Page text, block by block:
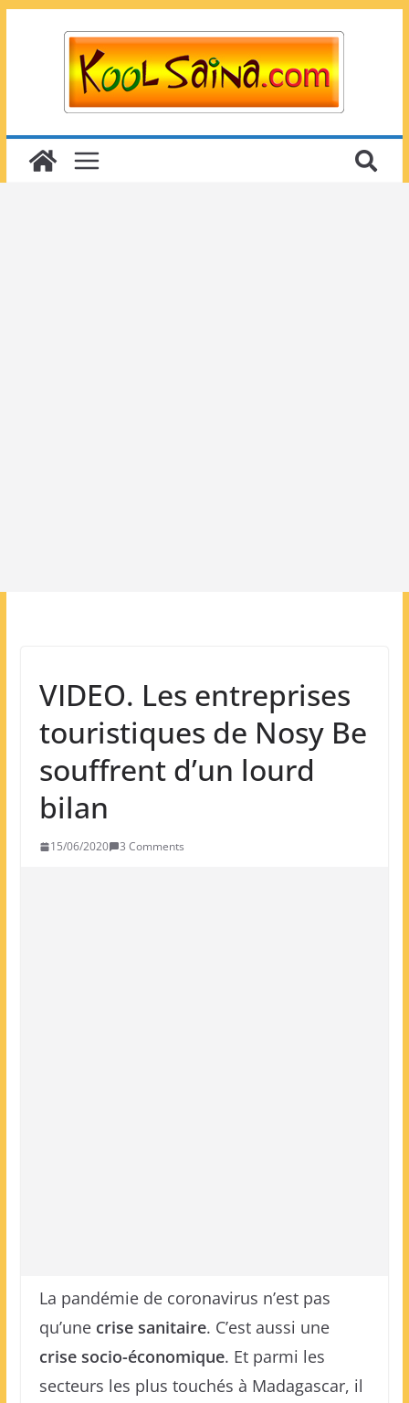
VIDEO. Les entreprises
touristiques de Nosy Be
souffrent d’un lourd
bilan
15/06/2020 3 Comments
La pandémie de coronavirus n’est pas
qu’une crise sanitaire. C’est aussi une
crise socio-économique. Et parmi les
secteurs les plus touchés à Madagascar, il